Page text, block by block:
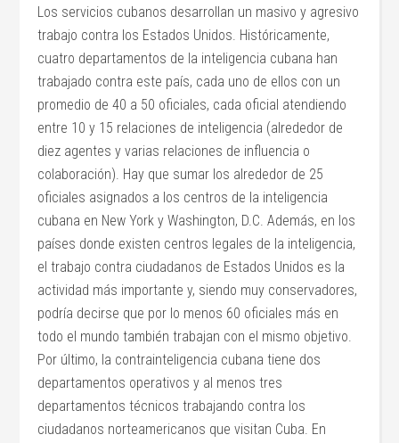
Los servicios cubanos desarrollan un masivo y agresivo
trabajo contra los Estados Unidos. Históricamente,
cuatro departamentos de la inteligencia cubana han
trabajado contra este país, cada uno de ellos con un
promedio de 40 a 50 oficiales, cada oficial atendiendo
entre 10 y 15 relaciones de inteligencia (alrededor de
diez agentes y varias relaciones de influencia o
colaboración). Hay que sumar los alrededor de 25
oficiales asignados a los centros de la inteligencia
cubana en New York y Washington, D.C. Además, en los
países donde existen centros legales de la inteligencia,
el trabajo contra ciudadanos de Estados Unidos es la
actividad más importante y, siendo muy conservadores,
podría decirse que por lo menos 60 oficiales más en
todo el mundo también trabajan con el mismo objetivo.
Por último, la contrainteligencia cubana tiene dos
departamentos operativos y al menos tres
departamentos técnicos trabajando contra los
ciudadanos norteamericanos que visitan Cuba. En